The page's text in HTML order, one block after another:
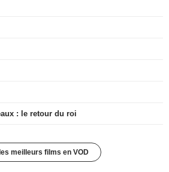
: le retour du roi
meilleurs films en VOD